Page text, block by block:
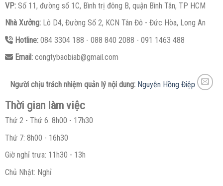
VP: Số 11, đường số 1C, Bình trị đông B, quận Bình Tân, TP HCM
Nhà Xưởng: Lô D4, Đường Số 2, KCN Tân Đô - Đức Hòa, Long An
Hotline:084 3304 188 - 088 840 2088 - 091 1463 488
Email:congtybaobiab@gmail.com
Người chịu trách nhiệm quản lý nội dung: Nguyễn Hồng Điệp
Thời gian làm việc
Thứ 2 - Thứ 6: 8h00 - 17h30
Thứ 7: 8h00 - 16h30
Giờ nghỉ trưa: 11h30 - 13h
Chủ Nhật: Nghỉ